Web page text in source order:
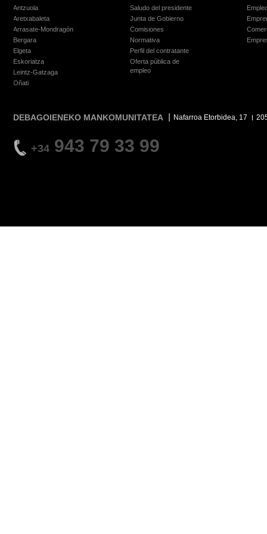
Antzuola
Aretxabaleta
Arrasate-Mondragón
Bergara
Elgeta
Eskoriatza
Leintz-Gatzaga
Oñati
Saludo del presidente
Junta de Gobierno
Comisiones
Normativa
Perfil del contratante
Oferta pública de
empleo
DEBAGOIENEKO MANKOMUNITATEA Nafarroa Etorbidea, 17
+34 943 79 33 99